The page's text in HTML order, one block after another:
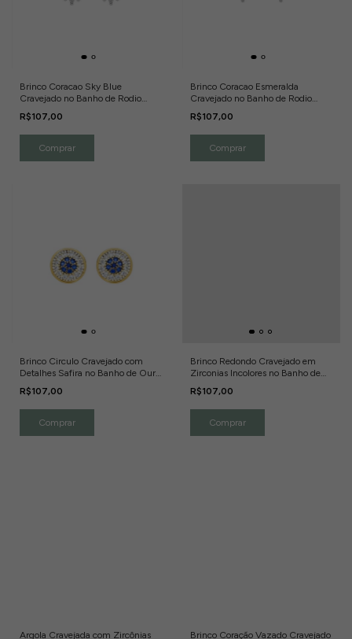
Brinco Coracao Sky Blue
Cravejado no Banho de Rodio
Branco
R$107,00
Brinco Coracao Esmeralda
Cravejado no Banho de Rodio
Branco
R$107,00
Brinco Circulo Cravejado com
Detalhes Safira no Banho de Ouro
18k
R$107,00
Brinco Redondo Cravejado em
Zirconias Incolores no Banho de
Ouro 18K
R$107,00
Argola Cravejada com Zircônias Brinco Coração Vazado Cravejado